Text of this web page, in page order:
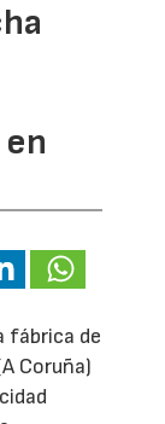
fábrica de
Coruña)